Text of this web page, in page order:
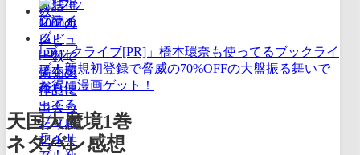
｢ブックライブ[PR]」橋本環奈も使ってるブックライ
ブ！新規初登録で脅威の70%OFFの大盤振る舞いで
お得に漫画ゲット！
天国大魔境1巻
ネタバレ感想